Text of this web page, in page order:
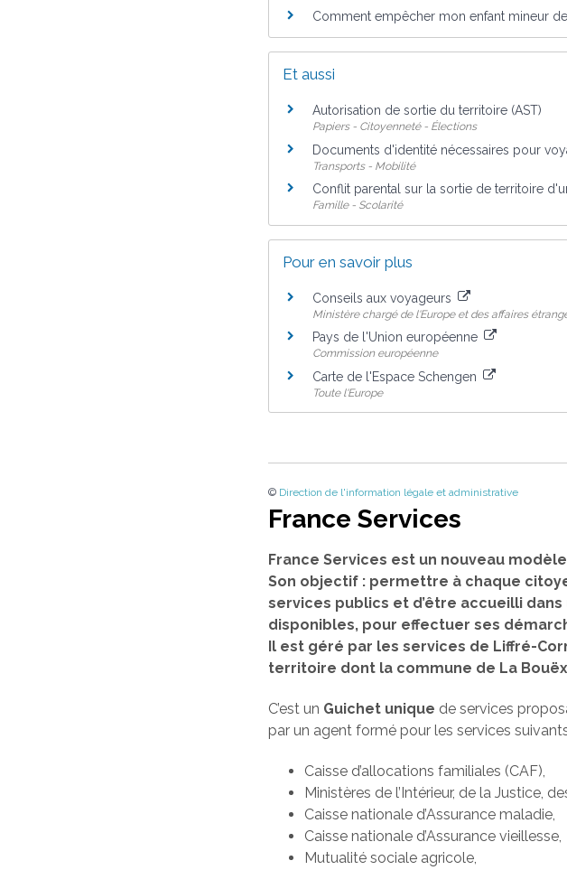
Comment empêcher mon enfant mineur
Et aussi
Autorisation de sortie du territoire (AST)
Papiers - Citoyenneté - Élections
Documents d'identité nécessaires pour
Transports - Mobilité
Conflit parental sur la sortie de territoire
Famille - Scolarité
Pour en savoir plus
Conseils aux voyageurs
Ministère chargé de l'Europe et des affaires
Pays de l'Union européenne
Commission européenne
Carte de l'Espace Schengen
Toute l'Europe
© Direction de l'information légale et administrative
France Services
France Services est un nouveau
Son objectif : permettre à chaque
services publics et d’être accueilli
disponibles, pour effectuer ses
Il est géré par les services de Liffré-
territoire dont la commune de La
C’est un Guichet unique de services
par un agent formé pour les services
Caisse d’allocations familiales (CAF),
Ministères de l’Intérieur, de la Justice,
Caisse nationale d’Assurance maladie,
Caisse nationale d’Assurance vieillesse,
Mutualité sociale agricole,